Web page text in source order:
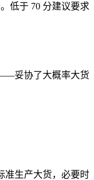
低于 70 分建议要求
妥协了大概率大货
准生产大货，必要时